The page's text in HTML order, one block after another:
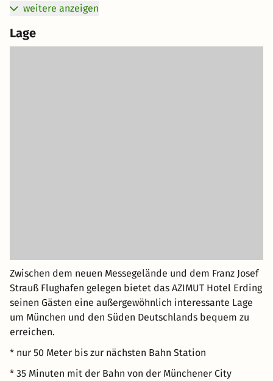
weitere anzeigen
Lage
Zwischen dem neuen Messegelände und dem Franz Josef
Strauß Flughafen gelegen bietet das AZIMUT Hotel Erding
seinen Gästen eine außergewöhnlich interessante Lage
um München und den Süden Deutschlands bequem zu
erreichen.
* nur 50 Meter bis zur nächsten Bahn Station
* 35 Minuten mit der Bahn von der Münchener City